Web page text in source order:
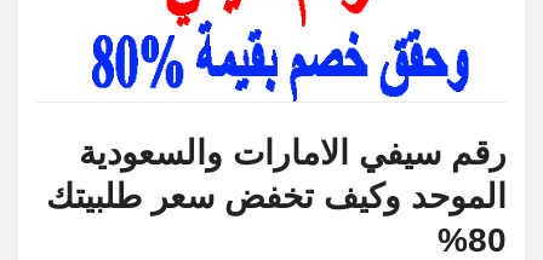
رقم سيفي الامارات والسعودية
الموحد وكيف تخفض سعر طلبيتك
80%